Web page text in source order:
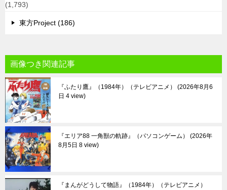
(1,793)
東方Project (186)
画像つき関連記事
『ふたり鷹』（1984年）（テレビアニメ）
2026年8月6
日 4 view
『エリア88 一角獣の軌跡』（パソコンゲーム）
2026年
8月5日 8 view
『まんがどうして物語』（1984年）（テレビアニメ）